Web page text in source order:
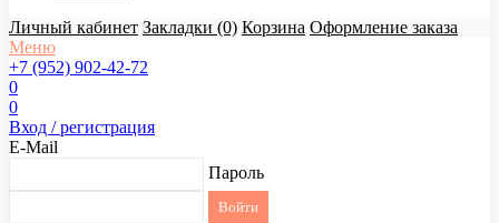
Личный кабинет Закладки (0) Корзина Оформление заказа
Меню
+7 (952) 902-42-72
0
0
Вход / регистрация
E-Mail
Пароль